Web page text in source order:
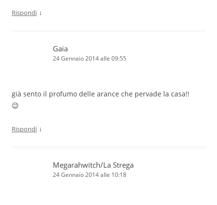
Rispondi ↓
Gaia
24 Gennaio 2014 alle 09:55
già sento il profumo delle arance che pervade la casa!!
😉
Rispondi ↓
Megarahwitch/La Strega
24 Gennaio 2014 alle 10:18